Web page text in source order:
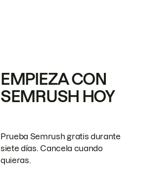
EMPIEZA CON
SEMRUSH HOY
Prueba Semrush gratis durante
siete días. Cancela cuando
quieras.